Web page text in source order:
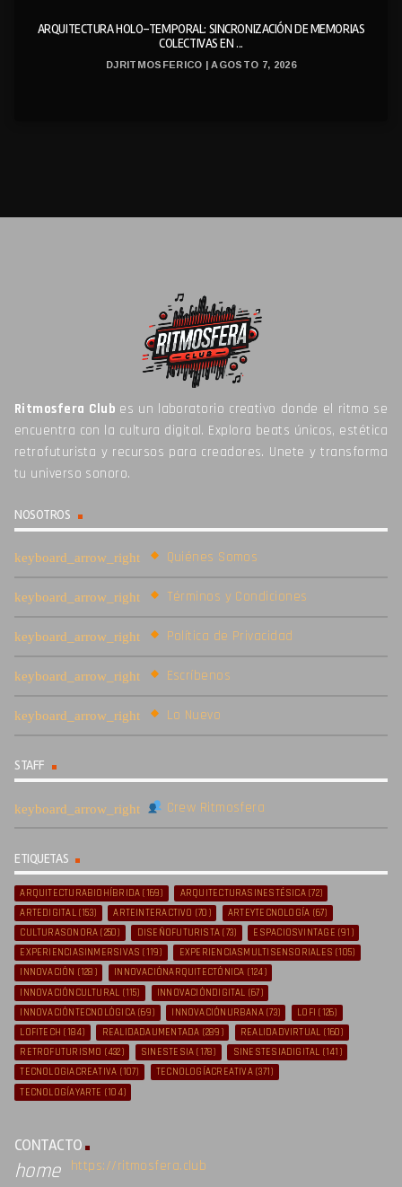
ARQUITECTURA HOLO-TEMPORAL: SINCRONIZACIÓN DE MEMORIAS
COLECTIVAS EN ...
DJRITMOSFERICO | AGOSTO 7, 2026
Ritmosfera Club es un laboratorio creativo donde el ritmo se
encuentra con la cultura digital. Explora beats únicos, estética
retrofuturista y recursos para creadores. Unete y transforma
tu universo sonoro.
NOSOTROS
Quiénes Somos
Términos y Condiciones
Política de Privacidad
Escríbenos
Lo Nuevo
STAFF
Crew Ritmosfera
ETIQUETAS
ARQUITECTURABIOHÍBRIDA (169) ARQUITECTURASINESTÉSICA(72)
ARTEDIGITAL(153) ARTEINTERACTIVO (70) ARTEYTECNOLOGÍA (67)
CULTURASONORA (250) DISEÑOFUTURISTA (73) ESPACIOSVINTAGE (91)
EXPERIENCIASINMERSIVAS (119) EXPERIENCIASMULTISENSORIALES (105)
INNOVACIÓN (128) INNOVACIÓNARQUITECTÓNICA (124)
INNOVACIÓNCULTURAL (115) INNOVACIÓNDIGITAL (67)
INNOVACIÓNTECNOLÓGICA (69) INNOVACIÓNURBANA(73) LOFI (126)
LOFITECH (184) REALIDADAUMENTADA (289) REALIDADVIRTUAL (160)
RETROFUTURISMO (432) SINESTESIA (178) SINESTESIADIGITAL (141)
TECNOLOGIACREATIVA (107) TECNOLOGÍACREATIVA(371)
TECNOLOGÍAYARTE (104)
CONTACTO
home https://ritmosfera.club